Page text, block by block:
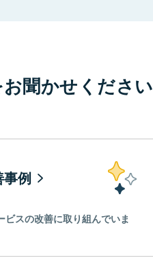
お聞かせください
事例
スの改善に取り組んでいま